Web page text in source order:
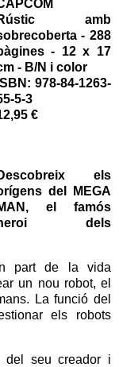
amb
- 288
- 12 x 17
- B/N i color
ISBN: 978-84-1263-
5-3
€
els
del MEGA
el famós
dels
part de la vida
un nou robot, el
La funció del
els robots
del seu creador i